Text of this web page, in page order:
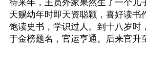
待来年，王员外家果然生了一个儿
天赐幼年时即天资聪颖，喜好读书
饱读史书，学识过人。到十八岁时
于金榜题名，官运亨通。后来官升至